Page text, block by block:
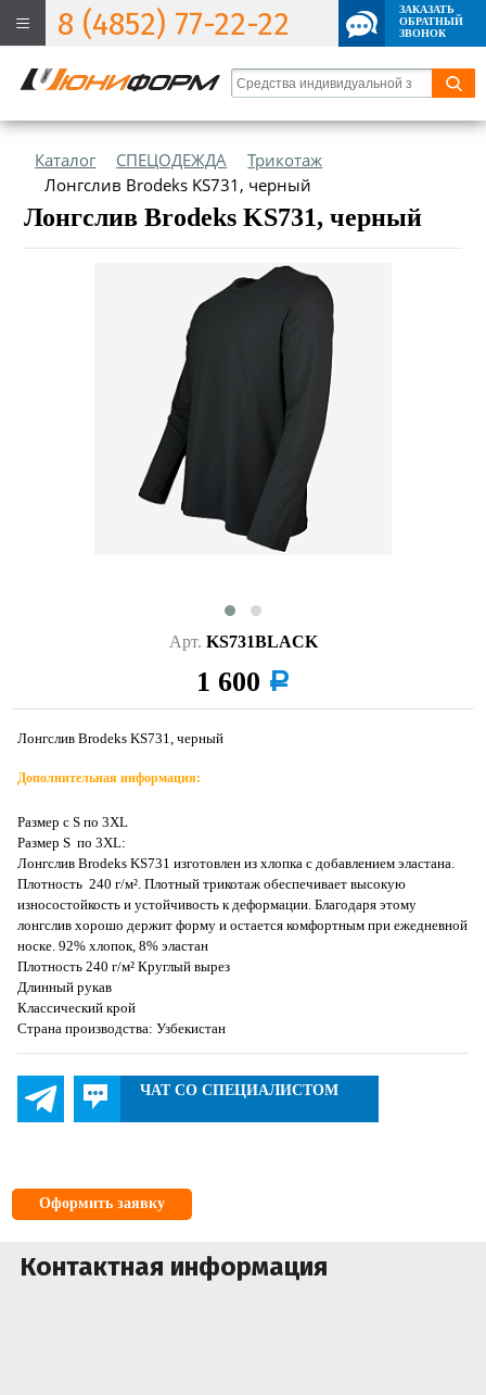
8 (4852) 77-22-22
ЗАКАЗАТЬ
ОБРАТНЫЙ
ЗВОНОК
Каталог СПЕЦОДЕЖДА
Трикотаж
Лонгслив Brodeks KS731, черный
Лонгслив Brodeks KS731, черный
Арт. KS731BLACK
1 600 a
Лонгслив Brodeks KS731, черный
Дополнительная информация:
Размер с S по 3XL
Размер S по 3XL:
Лонгслив Brodeks KS731 изготовлен из хлопка с добавлением эластана.
Плотность 240 г/м². Плотный трикотаж обеспечивает высокую
износостойкость и устойчивость к деформации. Благодаря этому
лонгслив хорошо держит форму и остается комфортным при ежедневной
носке. 92% хлопок, 8% эластан
Плотность 240 г/м² Круглый вырез
Длинный рукав
Классический крой
Страна производства: Узбекистан
ЧАТ СО СПЕЦИАЛИСТОМ
Оформить заявку
Контактная информация